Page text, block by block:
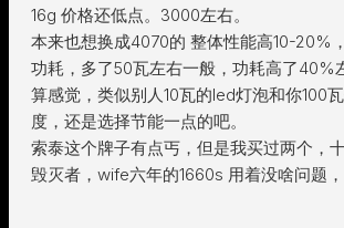
16g 价格还低点。3000左右。
本来也想换成4070的 整体性能高10-20%
功耗，多了50瓦左右一般，功耗高了40%
算感觉，类似别人10瓦的led灯泡和你100
度，还是选择节能一点的吧。
索泰这个牌子有点丐，但是我买过两个，
毁灭者，wife六年的1660s 用着没啥问题，